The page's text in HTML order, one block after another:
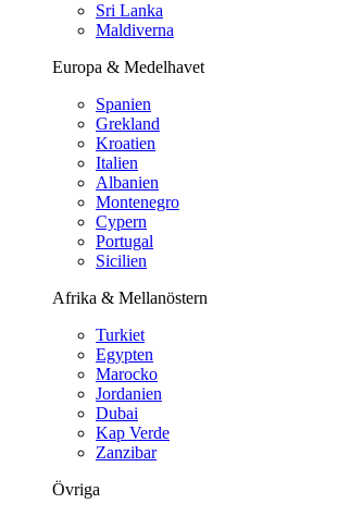
Sri Lanka
Maldiverna
Europa & Medelhavet
Spanien
Grekland
Kroatien
Italien
Albanien
Montenegro
Cypern
Portugal
Sicilien
Afrika & Mellanöstern
Turkiet
Egypten
Marocko
Jordanien
Dubai
Kap Verde
Zanzibar
Övriga